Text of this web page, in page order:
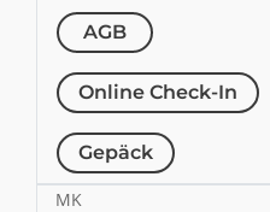
AGB
Online Check-In
Gepäck
MK